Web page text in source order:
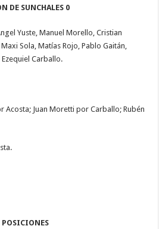
DE SUNCHALES 0
Yuste, Manuel Morello, Cristian
Sola, Matías Rojo, Pablo Gaitán,
Carballo.
Acosta; Juan Moretti por Carballo; Rubén
POSICIONES